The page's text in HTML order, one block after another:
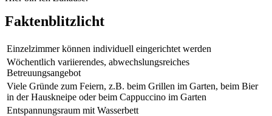
Faktenblitzlicht
Einzelzimmer können individuell eingerichtet werden
Wöchentlich variierendes, abwechslungsreiches
Betreuungsangebot
Viele Gründe zum Feiern, z.B. beim Grillen im Garten, beim Bier
in der Hauskneipe oder beim Cappuccino im Garten
Entspannungsraum mit Wasserbett